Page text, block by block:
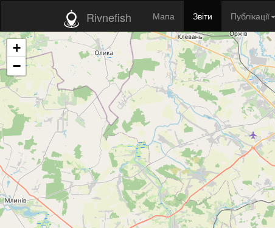
Rivnefish Мапа Звіти Публікації
+
−